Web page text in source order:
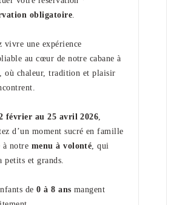
obligatoire
vivre une expérience
au cœur de notre cabane à
où chaleur, tradition et plaisir
février au 25 avril 2026
d’un moment sucré en famille
à notre menu à volonté , qui
petits et grands.
de0 à 8 ans mangent